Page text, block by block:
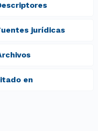
Descriptores
Fuentes jurídicas
archivos
Citado en